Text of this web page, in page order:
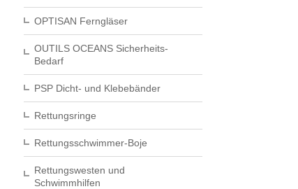
OPTISAN Ferngläser
OUTILS OCEANS Sicherheits-
Bedarf
PSP Dicht- und Klebebänder
Rettungsringe
Rettungsschwimmer-Boje
Rettungswesten und
Schwimmhilfen